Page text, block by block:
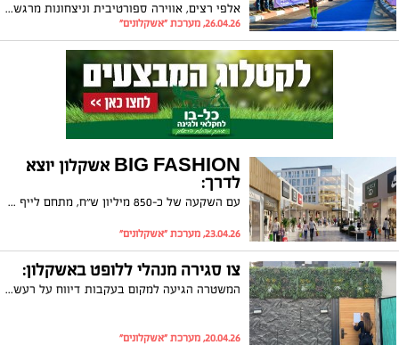
אלפי רצים, אווירה ספורטיבית וניצחונות מרגשים - אירוע הספורט המרכזי של אשקלון שבר שיאים
26.04.26, מערכת "אשקלונים"
BIG FASHION אשקלון יוצא
לדרך:
עם השקעה של כ-850 מיליון ש״ח, מתחם לייף סטייל חדשני שיחבר אופנה, בילוי וקולינריה צפוי לשנות את חוויית הקניות של תושבי אשקלון והאזור ולהציב סטנדרט חדש בישראל עד 2028
23.04.26, מערכת "אשקלונים"
צו סגירה מנהלי ללופט באשקלון:
המשטרה הגיעה למקום בעקבות דיווח על רעש וחשפה צריכת אלכוהול ללא פיקוח
20.04.26, מערכת "אשקלונים"